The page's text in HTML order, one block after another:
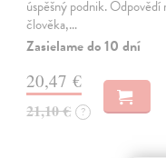
úspěšný podnik.
člověka,…
Zasielame do 10 dní
20,47 €
21,10 € ?